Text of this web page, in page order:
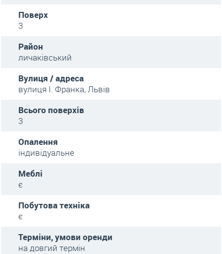
Поверх
3
Район
личаківський
Вулиця / адреса
вулиця І. Франка, Львів
Всього поверхів
3
Опалення
індивідуальне
Меблі
є
Побутова техніка
є
Терміни, умови оренди
на довгий термін